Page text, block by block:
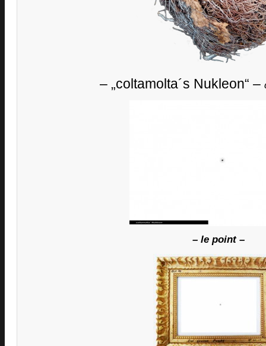
– „coltamolta´s Nukleon“ –
– le point –